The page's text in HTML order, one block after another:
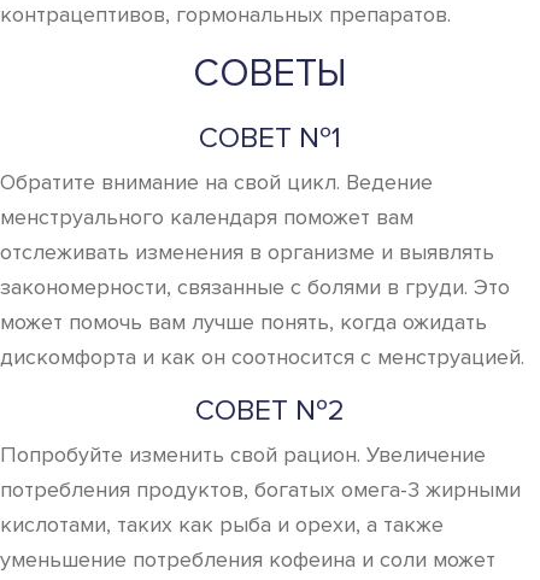
контрацептивов, гормональных препаратов.
СОВЕТЫ
СОВЕТ №1
Обратите внимание на свой цикл. Ведение
менструального календаря поможет вам
отслеживать изменения в организме и выявлять
закономерности, связанные с болями в груди. Это
может помочь вам лучше понять, когда ожидать
дискомфорта и как он соотносится с менструацией.
СОВЕТ №2
Попробуйте изменить свой рацион. Увеличение
потребления продуктов, богатых омега-3 жирными
кислотами, таких как рыба и орехи, а также
уменьшение потребления кофеина и соли может